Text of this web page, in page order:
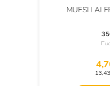
MUESLI AI